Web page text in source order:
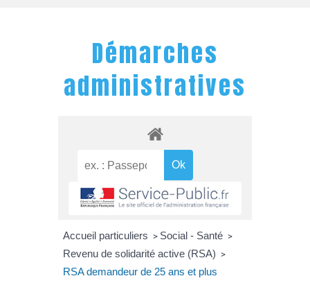
Démarches
administratives
Accueil particuliers > Social - Santé >
Revenu de solidarité active (RSA) >
RSA demandeur de 25 ans et plus